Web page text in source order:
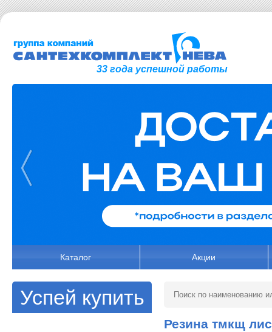
33 года успешной работы
Каталог Акции
Успей купить
Резина тмкщ